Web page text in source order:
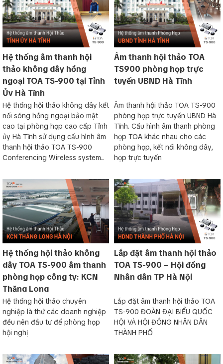
Hệ thống âm thanh hội
thảo không dây hồng
ngoại TOA TS-900 tại Tỉnh
Ủy Hà Tĩnh
Hệ thống hội thảo không dây kết
nối sóng hồng ngoại bảo mật
cao tại phòng họp cao cấp Tỉnh
ủy Hà Tĩnh sử dụng cấu hình âm
thanh hội thảo TOA TS-900
Conferencing Wireless system...
Âm thanh hội thảo TOA
TS900 phòng họp trực
tuyến UBND Hà Tĩnh
Âm thanh hội thảo TOA TS-900
phòng họp trực tuyến UBND Hà
Tĩnh. Cấu hình âm thanh phòng
họp TOA khác nhau cho các
phòng họp, kết nối không dây,
họp trực tuyến
Hệ thống hội thảo không
dây TOA TS-900 âm thanh
phòng họp công ty: KCN
Thăng Long
Hệ thống hội thảo chuyên
nghiệp là thứ các doanh nghiệp
đều nên đầu tư để phòng họp
hội nghị
Lắp đặt âm thanh hội thảo
TOA TS-900 – Hội đồng
Nhân dân TP Hà Nội
Lắp đặt âm thanh hội thảo TOA
TS-900 ĐOÀN ĐẠI BIỂU QUỐC
HỘI VÀ HỘI ĐỒNG NHÂN DÂN
THÀNH PHỐ